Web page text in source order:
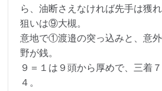
ら、油断さえなければ先手は獲
狙いは⑨大槻。
意地で①渡邉の突っ込みと、意
野が銭。
９＝１は９頭から厚めで、三着
４。